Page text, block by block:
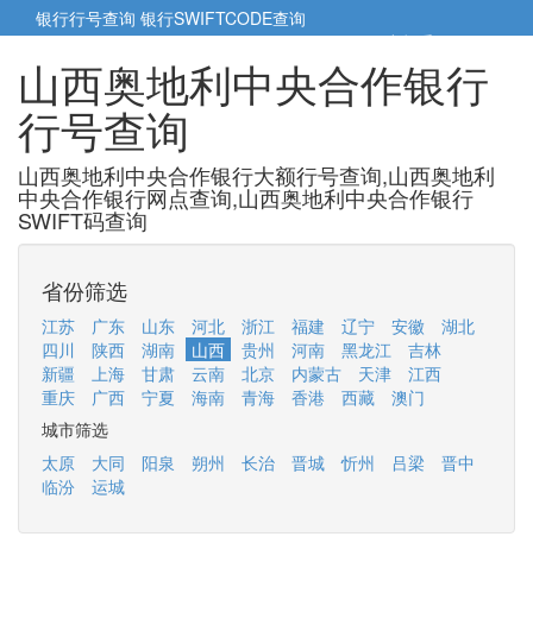
银行行号查询 银行SWIFTCODE查询
5cm小帮手5cm.cn
山西奥地利中央合作银行
行号查询
山西奥地利中央合作银行大额行号查询,山西奥地利
中央合作银行网点查询,山西奥地利中央合作银行
SWIFT码查询
省份筛选
江苏 广东 山东 河北 浙江 福建 辽宁 安徽
湖北
四川
陕西 湖南 山西 贵州 河南 黑龙江
吉林
新疆
上海 甘肃 云南 北京 内蒙古 天津
江西
重庆
广西 宁夏 海南 青海 香港 西藏
澳门
城市筛选
太原
大同 阳泉 朔州 长治 晋城 忻州 吕梁
晋中
临汾
运城